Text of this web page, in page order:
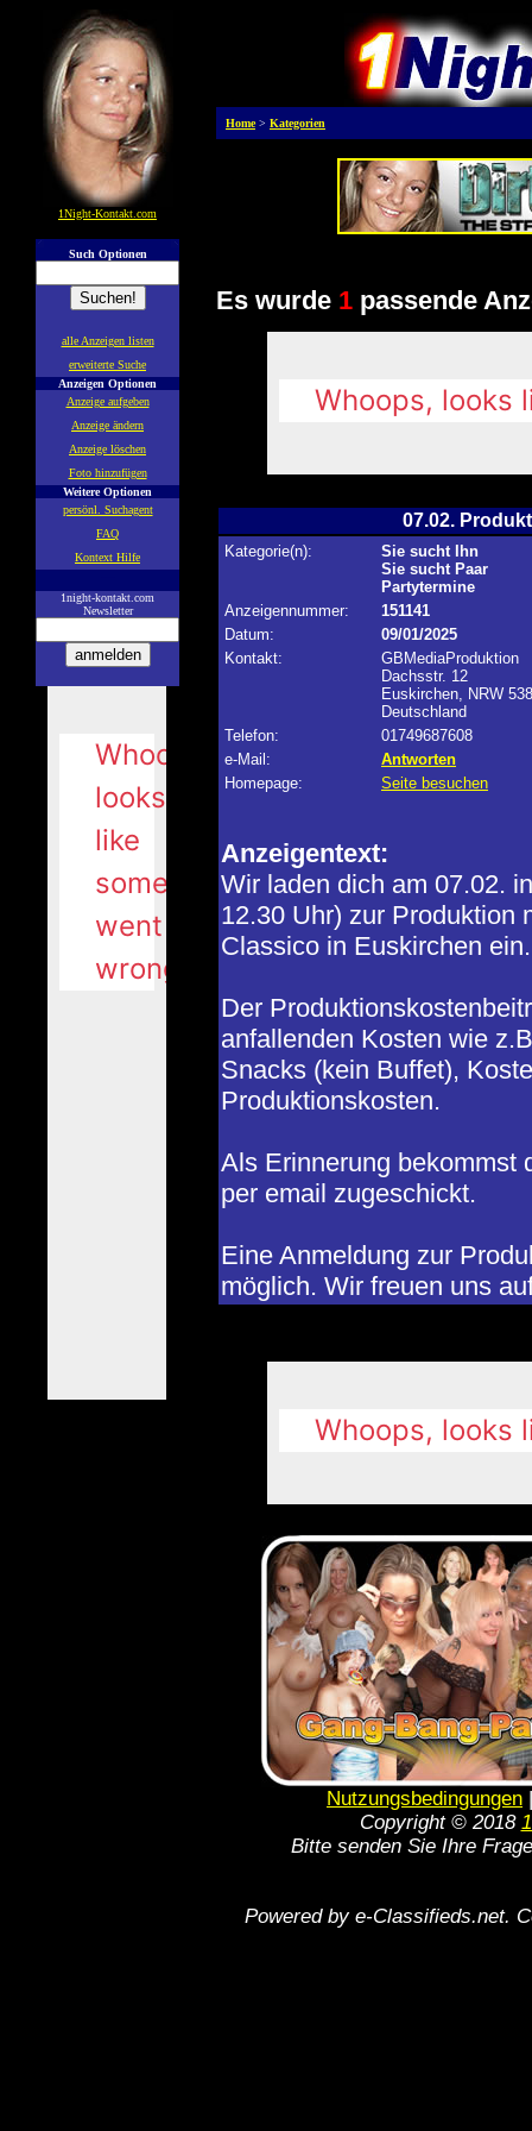
1Night-Kontakt.com
Such Optionen
alle Anzeigen listen
erweiterte Suche
Anzeigen Optionen
Anzeige aufgeben
Anzeige ändern
Anzeige löschen
Foto hinzufügen
Weitere Optionen
persönl. Suchagent
FAQ
Kontext Hilfe
1night-kontakt.com
Newsletter
Home> Kategorien
Es wurde 1 passende
07.02.
Kategorie(n):
Sie sucht Ihn
Sie sucht Paar
Partytermine
Anzeigennummer:
151141
Datum:
09/01/2025
Kontakt:
GBMediaProduktion
Dachsstr. 12
Euskirchen, NRW
Deutschland
Telefon:
01749687608
e-Mail:
Antworten
Homepage:
Seite besuchen
Anzeigentext:
Wir laden dich am 07.02.
12.30 Uhr) zur Produktion
Classico in Euskirchen ein.
Der
anfallenden Kosten wie
Snacks (kein Buffet),
Produktionskosten.
Als Erinnerung bekommst
per email zugeschickt.
Eine Anmeldung zur
möglich. Wir freuen uns
Nutzungsbedingungen
Copyright © 2018
Bitte senden Sie Ihre
Powered by e-Classifieds.net.